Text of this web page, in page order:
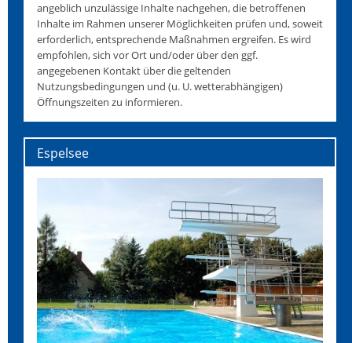
angeblich unzulässige Inhalte nachgehen, die betroffenen
Inhalte im Rahmen unserer Möglichkeiten prüfen und, soweit
erforderlich, entsprechende Maßnahmen ergreifen. Es wird
empfohlen, sich vor Ort und/oder über den ggf.
angegebenen Kontakt über die geltenden
Nutzungsbedingungen und (u. U. wetterabhängigen)
Öffnungszeiten zu informieren.
Espelsee